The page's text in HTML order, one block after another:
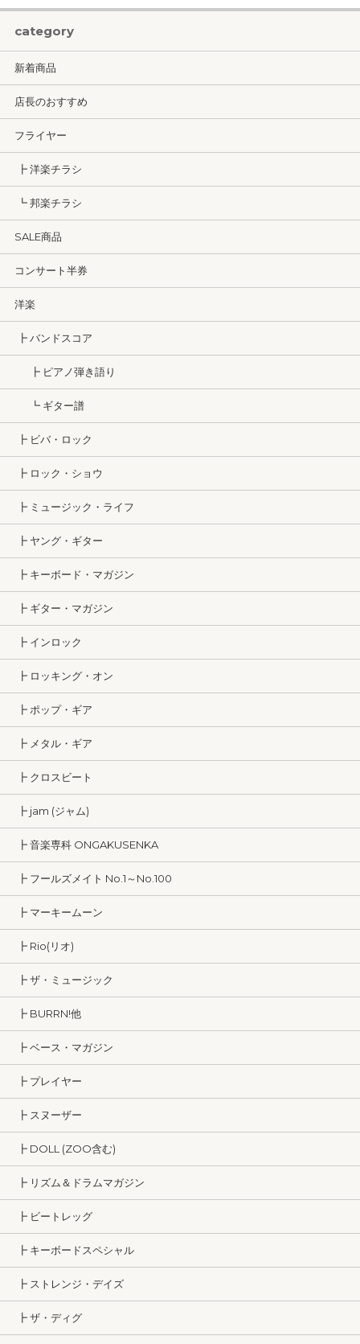
category
新着商品
店長のおすすめ
フライヤー
┣ 洋楽チラシ
┗ 邦楽チラシ
SALE商品
コンサート半券
洋楽
┣ バンドスコア
┣ ピアノ弾き語り
┗ ギター譜
┣ ビバ・ロック
┣ ロック・ショウ
┣ ミュージック・ライフ
┣ ヤング・ギター
┣ キーボード・マガジン
┣ ギター・マガジン
┣ インロック
┣ ロッキング・オン
┣ ポップ・ギア
┣ メタル・ギア
┣ クロスビート
┣ jam (ジャム)
┣ 音楽専科 ONGAKUSENKA
┣ フールズメイト No.1～No.100
┣ マーキームーン
┣ Rio(リオ)
┣ ザ・ミュージック
┣ BURRN!他
┣ ベース・マガジン
┣ プレイヤー
┣ スヌーザー
┣ DOLL (ZOO含む)
┣ リズム＆ドラムマガジン
┣ ビートレッグ
┣ キーボードスペシャル
┣ ストレンジ・デイズ
┣ ザ・ディグ